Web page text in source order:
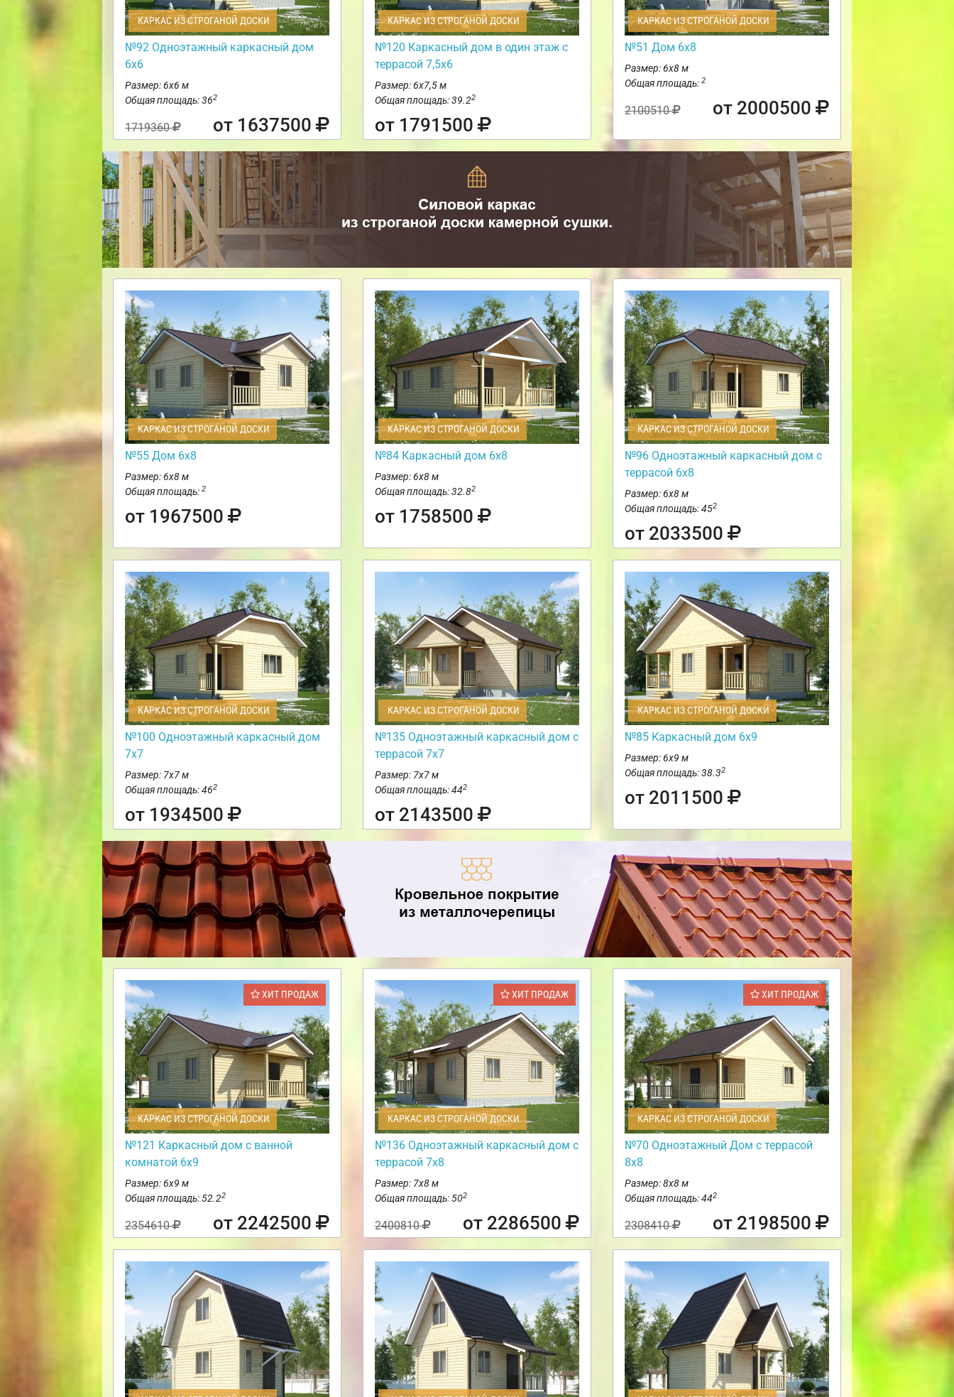
КАРКАС ИЗ СТРОГАНОЙ ДОСКИ
№92 Одноэтажный каркасный дом
6х6
Размер: 6х6 м
Общая площадь: 362
1719360 от 1637500
КАРКАС ИЗ СТРОГАНОЙ ДОСКИ
№120 Каркасный дом в один этаж с
террасой 7,5х6
Размер: 6х7,5 м
Общая площадь: 39.22
от 1791500
КАРКАС ИЗ СТРОГАНОЙ ДОСКИ
№51 Дом 6х8
Размер: 6х8 м
Общая площадь: 2
2100510 от 2000500
КАРКАС ИЗ СТРОГАНОЙ ДОСКИ
№55 Дом 6х8
Размер: 6х8 м
Общая площадь: 2
от 1967500
КАРКАС ИЗ СТРОГАНОЙ ДОСКИ
№84 Каркасный дом 6х8
Размер: 6х8 м
Общая площадь: 32.82
от 1758500
КАРКАС ИЗ СТРОГАНОЙ ДОСКИ
№96 Одноэтажный каркасный дом с
террасой 6х8
Размер: 6х8 м
Общая площадь: 452
от 2033500
КАРКАС ИЗ СТРОГАНОЙ ДОСКИ
№100 Одноэтажный каркасный дом
7х7
Размер: 7х7 м
Общая площадь: 462
от 1934500
КАРКАС ИЗ СТРОГАНОЙ ДОСКИ
№135 Одноэтажный каркасный дом с
террасой 7х7
Размер: 7х7 м
Общая площадь: 442
от 2143500
КАРКАС ИЗ СТРОГАНОЙ ДОСКИ
№85 Каркасный дом 6х9
Размер: 6х9 м
Общая площадь: 38.32
от 2011500
ХИТ ПРОДАЖ
КАРКАС ИЗ СТРОГАНОЙ ДОСКИ
№121 Каркасный дом с ванной
комнатой 6х9
Размер: 6х9 м
Общая площадь: 52.22
2354610 от 2242500
ХИТ ПРОДАЖ
КАРКАС ИЗ СТРОГАНОЙ ДОСКИ
№136 Одноэтажный каркасный дом с
террасой 7х8
Размер: 7х8 м
Общая площадь: 502
2400810 от 2286500
ХИТ ПРОДАЖ
КАРКАС ИЗ СТРОГАНОЙ ДОСКИ
№70 Одноэтажный Дом с террасой
8х8
Размер: 8х8 м
Общая площадь: 442
2308410 от 2198500